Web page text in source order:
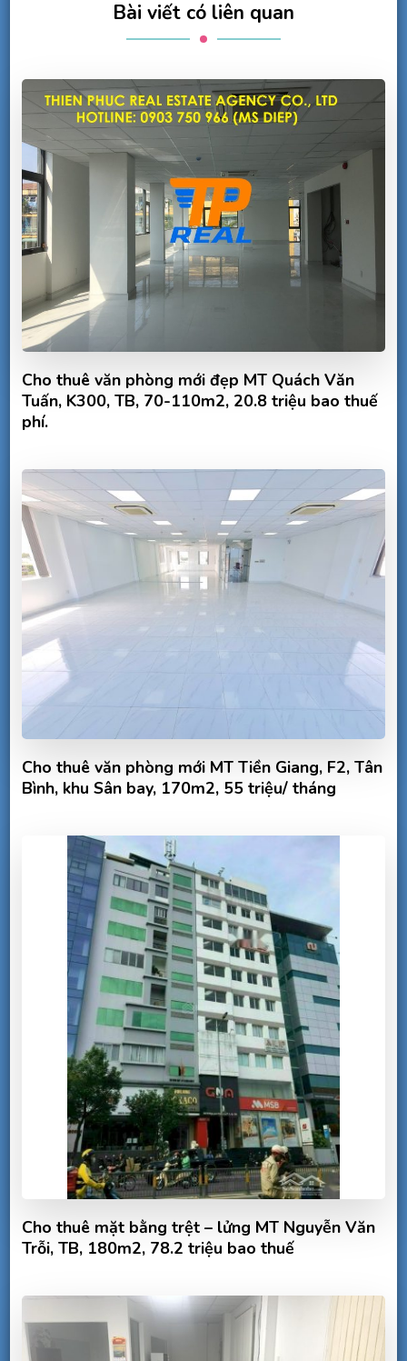
Bài viết có liên quan
Cho thuê văn phòng mới đẹp MT Quách Văn
Tuấn, K300, TB, 70-110m2, 20.8 triệu bao thuế
phí.
Cho thuê văn phòng mới MT Tiền Giang, F2, Tân
Bình, khu Sân bay, 170m2, 55 triệu/ tháng
Cho thuê mặt bằng trệt – lửng MT Nguyễn Văn
Trỗi, TB, 180m2, 78.2 triệu bao thuế